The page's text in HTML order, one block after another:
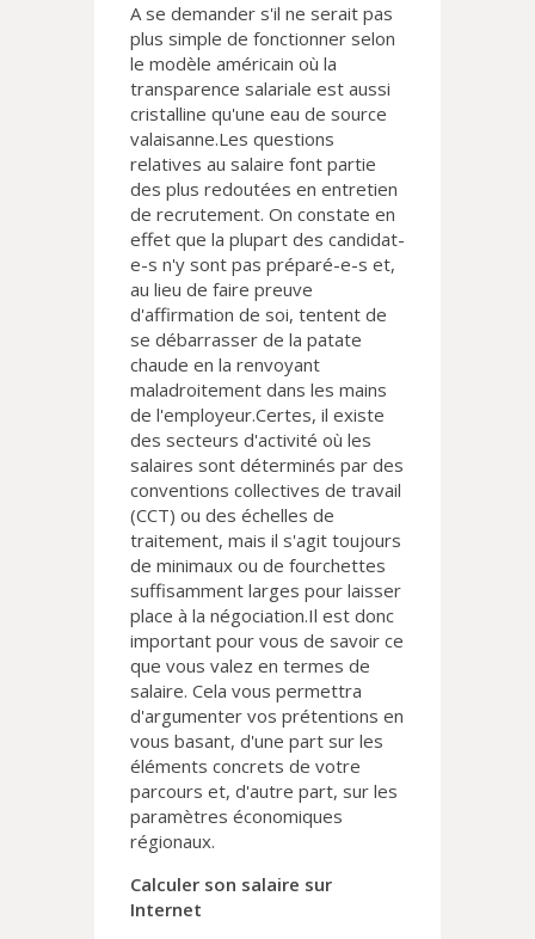
A se demander s'il ne serait pas
plus simple de fonctionner selon
le modèle américain où la
transparence salariale est aussi
cristalline qu'une eau de source
valaisanne.Les questions
relatives au salaire font partie
des plus redoutées en entretien
de recrutement. On constate en
effet que la plupart des candidat-
e-s n'y sont pas préparé-e-s et,
au lieu de faire preuve
d'affirmation de soi, tentent de
se débarrasser de la patate
chaude en la renvoyant
maladroitement dans les mains
de l'employeur.Certes, il existe
des secteurs d'activité où les
salaires sont déterminés par des
conventions collectives de travail
(CCT) ou des échelles de
traitement, mais il s'agit toujours
de minimaux ou de fourchettes
suffisamment larges pour laisser
place à la négociation.Il est donc
important pour vous de savoir ce
que vous valez en termes de
salaire. Cela vous permettra
d'argumenter vos prétentions en
vous basant, d'une part sur les
éléments concrets de votre
parcours et, d'autre part, sur les
paramètres économiques
régionaux.
Calculer son salaire sur
Internet